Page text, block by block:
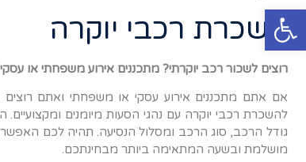
השכרת רכבי יוקרה
רוצים לשכור רכב יוקרתי? מתכננים אירוע משפחתי או
אם אתם מתכננים אירוע עסקי או משפחתי ואתם רוצים
להשכרת רכבי יוקרה עם נהגי הסעות מיומנים
גודל הרכב, סוג הרכב ומסלול הנסיעה. תהיה לכם
מושלמת ובשעה המתאימה ביותר מבחינתכם.
פתח סרגל נגישות